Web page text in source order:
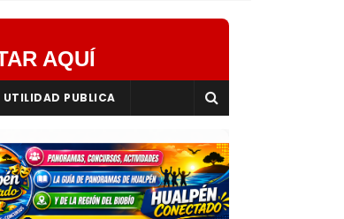
AQUÍ
UTILIDAD PUBLICA